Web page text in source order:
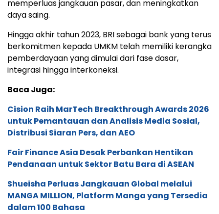
memperluas jangkauan pasar, dan meningkatkan
daya saing.
Hingga akhir tahun 2023, BRI sebagai bank yang terus
berkomitmen kepada UMKM telah memiliki kerangka
pemberdayaan yang dimulai dari fase dasar,
integrasi hingga interkoneksi.
Baca Juga:
Cision Raih MarTech Breakthrough Awards 2026
untuk Pemantauan dan Analisis Media Sosial,
Distribusi Siaran Pers, dan AEO
Fair Finance Asia Desak Perbankan Hentikan
Pendanaan untuk Sektor Batu Bara di ASEAN
Shueisha Perluas Jangkauan Global melalui
MANGA MILLION, Platform Manga yang Tersedia
dalam 100 Bahasa